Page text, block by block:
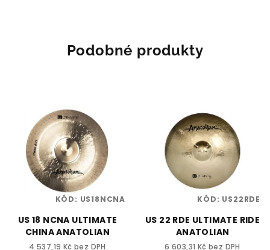
Podobné produkty
US 18 NCNA ULTIMATE
CHINA ANATOLIAN
4 537,19 Kč bez DPH
KÓD: US18NCNA
US 22 RDE ULTIMATE RIDE
ANATOLIAN
6 603,31 Kč bez DPH
KÓD: US22RDE